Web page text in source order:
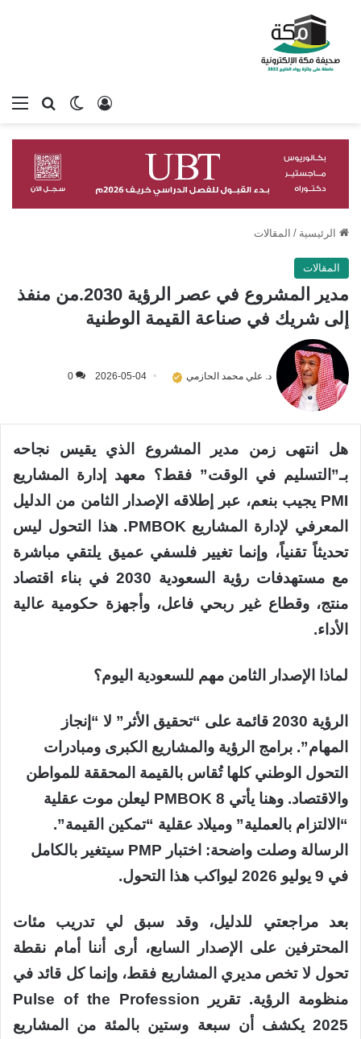
بحثالوضع
تسجيل الدخول
الرئيسية / المقالات
المقالات
مدير المشروع في عصر الرؤية 2030.من منفذ
إلى شريك في صناعة القيمة الوطنية
د. علي محمد الحازمي 2026-05-04
0
هل انتهى زمن مدير المشروع الذي يقيس نجاحه
بـ”التسليم في الوقت” فقط؟ معهد إدارة المشاريع
PMI يجيب بنعم، عبر إطلاقه الإصدار الثامن من الدليل
المعرفي لإدارة المشاريع PMBOK. هذا التحول ليس
تحديثاً تقنياً، وإنما تغيير فلسفي عميق يلتقي مباشرة
مع مستهدفات رؤية السعودية 2030 في بناء اقتصاد
منتج، وقطاع غير ربحي فاعل، وأجهزة حكومية عالية
الأداء.
لماذا الإصدار الثامن مهم للسعودية اليوم؟
الرؤية 2030 قائمة على “تحقيق الأثر” لا “إنجاز
المهام”. برامج الرؤية والمشاريع الكبرى ومبادرات
التحول الوطني كلها تُقاس بالقيمة المحققة للمواطن
والاقتصاد. وهنا يأتي PMBOK 8 ليعلن موت عقلية
“الالتزام بالعملية” وميلاد عقلية “تمكين القيمة”.
الرسالة وصلت واضحة: اختبار PMP سيتغير بالكامل
في 9 يوليو 2026 ليواكب هذا التحول.
بعد مراجعتي للدليل، وقد سبق لي تدريب مئات
المحترفين على الإصدار السابع، أرى أننا أمام نقطة
تحول لا تخص مديري المشاريع فقط، وإنما كل قائد في
منظومة الرؤية. تقرير Pulse of the Profession
2025 يكشف أن سبعة وستين بالمئة من المشاريع